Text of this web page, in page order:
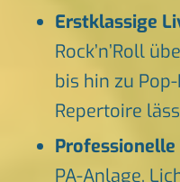
Erstklassige
Rock’n’Roll
bis hin zu
Repertoire
Professionelle
PA-Anlage,